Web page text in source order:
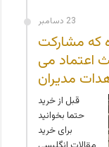
23 دسامبر
که مشارکت
اعتماد می
مدیران
قبل از خرید
حتما بخوانید
برای خرید